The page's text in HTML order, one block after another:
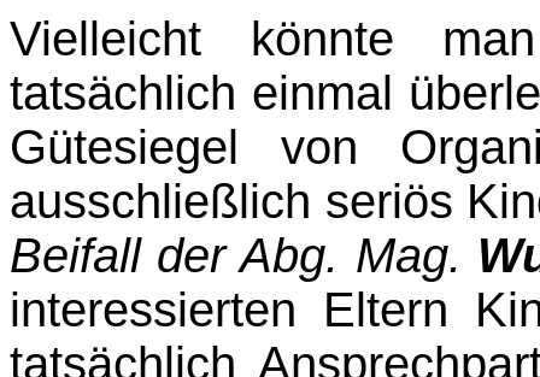
Vielleicht könnte
tatsächlich einmal
Gütesiegel von
ausschließlich seriös
Beifall der Abg. Mag.
interessierten Eltern
tatsächlich